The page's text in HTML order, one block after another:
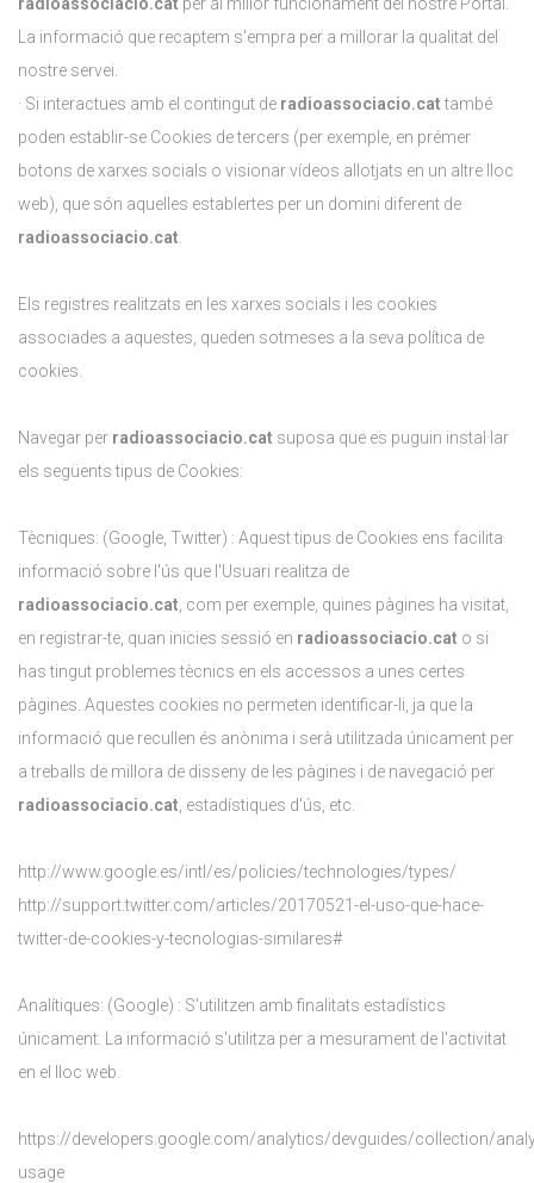
La informació que recaptem s'empra per a millorar la qualitat del
nostre servei.
· Si interactues amb el contingut de radioassociacio.cattambé
poden establir-se Cookies de tercers (per exemple, en prémer
botons de xarxes socials o visionar vídeos allotjats en un altre lloc
web), que són aquelles establertes per un domini diferent de
radioassociacio.cat
Els registres realitzats en les xarxes socials i les cookies
associades a aquestes, queden sotmeses a la seva política de
cookies.
Navegar per radioassociacio.cat suposa que es puguin instal·lar
els següents tipus de Cookies:
Tècniques: (Google, Twitter) : Aquest tipus de Cookies ens facilita
informació sobre l'ús que l'Usuari realitza de
radioassociacio.cat , com per exemple, quines pàgines ha visitat,
en registrar-te, quan inicies sessió en radioassociacio.cat o si
has tingut problemes tècnics en els accessos a unes certes
pàgines. Aquestes cookies no permeten identificar-li, ja que la
informació que recullen és anònima i serà utilitzada únicament per
a treballs de millora de disseny de les pàgines i de navegació per
radioassociacio.cat , estadístiques d'ús, etc.
http://www.google.es/intl/es/policies/technologies/types/
http://support.twitter.com/articles/20170521-el-uso-que-hace-
twitter-de-cookies-y-tecnologias-similares#
Analítiques: (Google) : S'utilitzen amb finalitats estadístics
únicament. La informació s'utilitza per a mesurament de l'activitat
en el lloc web.
https://developers.google.com/analytics/devguides/collection/
usage